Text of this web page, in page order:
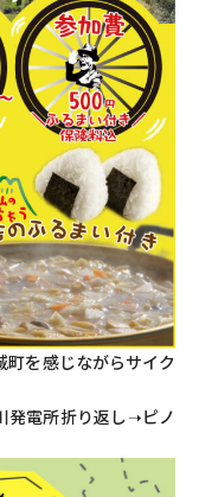
町を感じながらサイク
発電所折り返し➝ピノ